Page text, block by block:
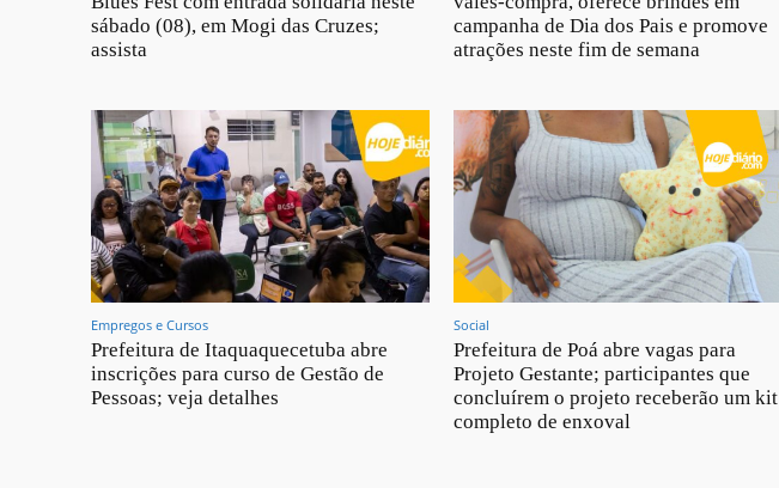
sábado (08), em Mogi das Cruzes;
assista
campanha de Dia dos Pais e promove
atrações neste fim de semana
Empregos e Cursos
Prefeitura de Itaquaquecetuba abre
inscrições para curso de Gestão de
Pessoas; veja detalhes
Social
Prefeitura de Poá abre vagas para
Projeto Gestante; participantes que
concluírem o projeto receberão um kit
completo de enxoval